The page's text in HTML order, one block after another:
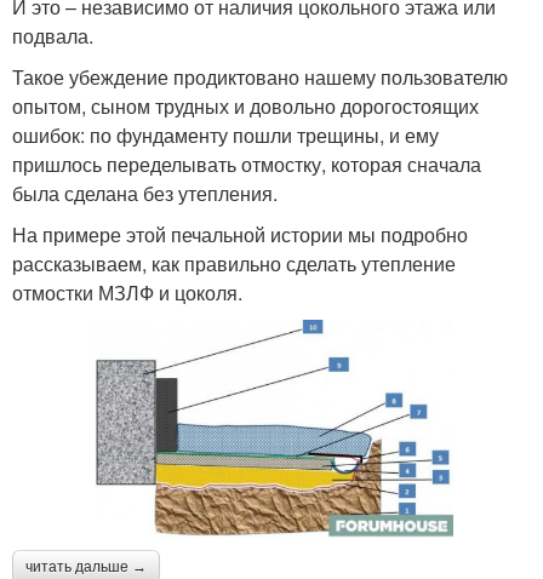
И это – независимо от наличия цокольного этажа или
подвала.
Такое убеждение продиктовано нашему пользователю
опытом, сыном трудных и довольно дорогостоящих
ошибок: по фундаменту пошли трещины, и ему
пришлось переделывать отмостку, которая сначала
была сделана без утепления.
На примере этой печальной истории мы подробно
рассказываем, как правильно сделать утепление
отмостки МЗЛФ и цоколя.
читать дальше →